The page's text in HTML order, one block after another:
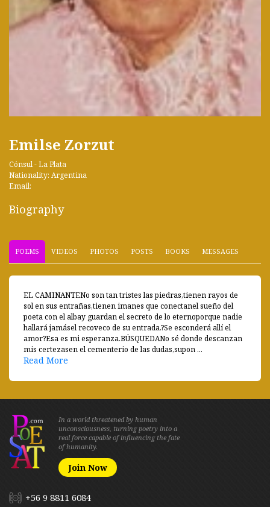
Emilse Zorzut
Cónsul - La Plata
Nationality: Argentina
Email:
Biography
POEMS VIDEOS PHOTOS POSTS BOOKS MESSAGES
EL CAMINANTENo son tan tristes las piedras,tienen rayos de
sol en sus entrañas,tienen imanes que conectanel sueño del
poeta con el albay guardan el secreto de lo eternoporque nadie
hallará jamásel recoveco de su entrada.?Se esconderá allí el
amor?Esa es mi esperanza.BÚSQUEDANo sé donde descanzan
mis certezasen el cementerio de las dudas,supon ...
Read More
In a world threatened by human
unconsciousness, turning poetry into a
real force capable of influencing the fate
of humanity.
Join Now
+56 9 8811 6084